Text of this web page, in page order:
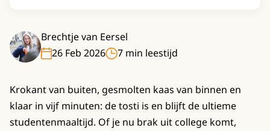
Brechtje van Eersel
26 Feb 2026
7 min leestijd
Krokant van buiten, gesmolten kaas van binnen en
klaar in vijf minuten: de tosti is en blijft de ultieme
studentenmaaltijd. Of je nu brak uit college komt,